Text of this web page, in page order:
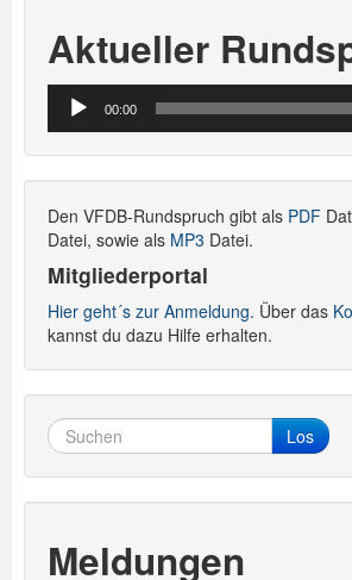
Aktueller
Audio-
Player
00:00
Den VFDB-Rundspruch gibt als PDF
Datei, sowie als MP3 Datei.
Mitgliederportal
Hier geht´s zur Anmeldung. Über das
kannst du dazu Hilfe erhalten.
Los
Meldungen